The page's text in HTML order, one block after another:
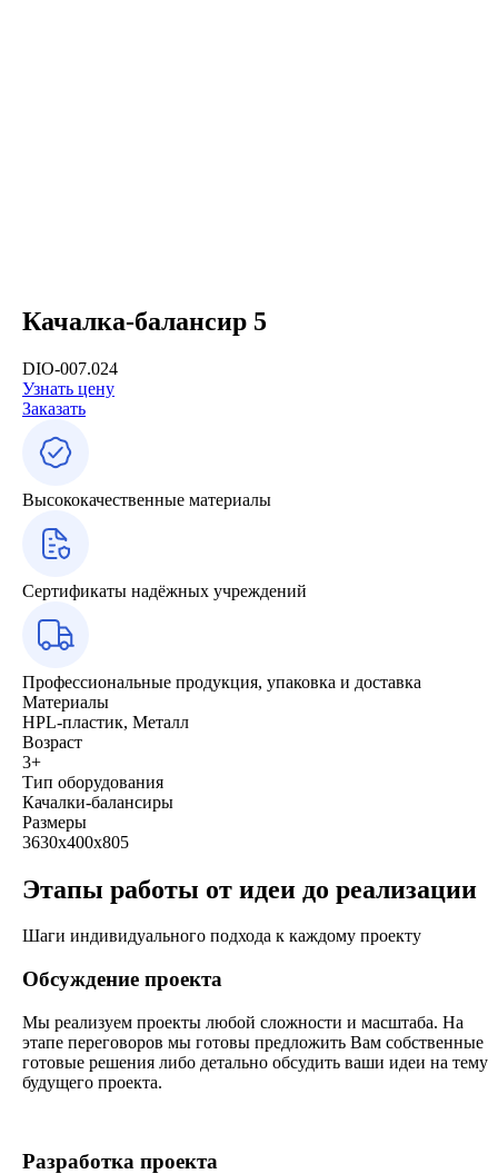
Качалка-балансир 5
DIO-007.024
Узнать цену
Заказать
Высококачественные материалы
Сертификаты надёжных учреждений
Профессиональные продукция, упаковка и доставка
Материалы
HPL-пластик, Металл
Возраст
3+
Тип оборудования
Качалки-балансиры
Размеры
3630х400х805
Этапы работы от идеи до реализации
Шаги индивидуального подхода к каждому проекту
Обсуждение проекта
Мы реализуем проекты любой сложности и масштаба. На
этапе переговоров мы готовы предложить Вам собственные
готовые решения либо детально обсудить ваши идеи на тему
будущего проекта.
Разработка проекта